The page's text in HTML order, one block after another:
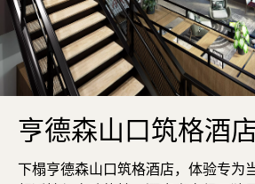
亨德森山口筑格酒
下榻亨德森山口筑格酒店，体验专为